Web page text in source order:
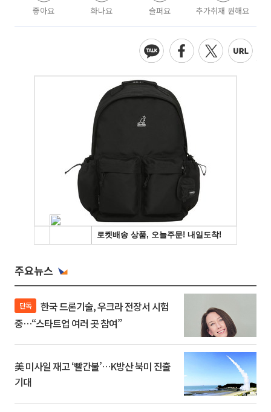
좋아요 화나요 슬퍼요 추가취재 원해요
주요뉴스
단독
중…“스타트업 여러 곳 참여”
美 미사일 재고 ‘빨간불’…K방산 북미 진출
기대